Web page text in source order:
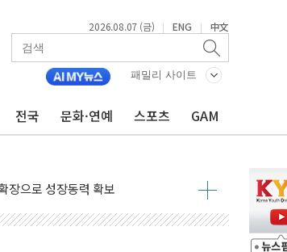
2026.08.07 (금) | ENG | 中文
패밀리 사이트
전국 문화·연예 스포츠 GAM
도 흔들려선 안돼"
훼손된 군 신뢰 회복해야"
…전년비 13.9% 증가
닉스, FMS서 '풀스택' 기술력 과시
걸고 확보 전쟁
내 소각…2분기 영업익 853억